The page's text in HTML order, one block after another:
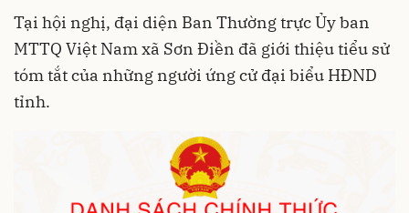
Tại hội nghị, đại diện Ban Thường trực Ủy ban
MTTQ Việt Nam xã Sơn Điền đã giới thiệu tiểu sử
tóm tắt của những người ứng cử đại biểu HĐND
tỉnh.